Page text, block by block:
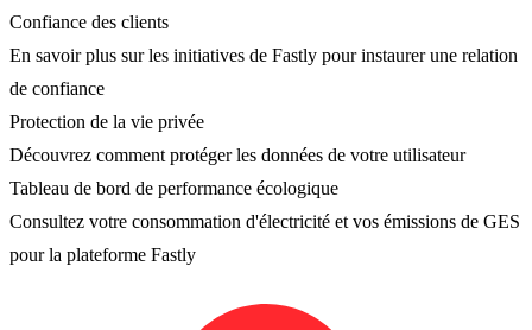
Confiance des clients
En savoir plus sur les initiatives de Fastly pour instaurer une relation
de confiance
Protection de la vie privée
Découvrez comment protéger les données de votre utilisateur
Tableau de bord de performance écologique
Consultez votre consommation d'électricité et vos émissions de GES
pour la plateforme Fastly